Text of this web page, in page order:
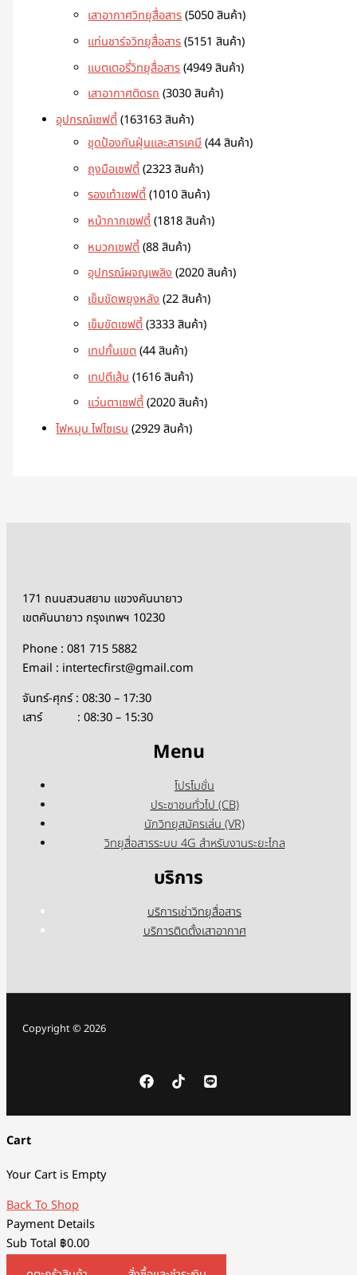
เสาอากาศวิทยุสื่อสาร 5050 สินค้า
แท่นชาร์จวิทยุสื่อสาร 5151 สินค้า
แบตเตอรี่วิทยุสื่อสาร 4949 สินค้า
เสาอากาศติดรถ 3030 สินค้า
อุปกรณ์เซฟตี้ 163163 สินค้า
ชุดป้องกันฝุ่นและสารเคมี 44 สินค้า
ถุงมือเซฟตี้ 2323 สินค้า
รองเท้าเซฟตี้ 1010 สินค้า
หน้ากากเซฟตี้ 1818 สินค้า
หมวกเซฟตี้ 88 สินค้า
อุปกรณ์ผจญเพลิง 2020 สินค้า
เข็มขัดพยุงหลัง 22 สินค้า
เข็มขัดเซฟตี้ 3333 สินค้า
เทปกั้นเขต 44 สินค้า
เทปตีเส้น 1616 สินค้า
แว่นตาเซฟตี้ 2020 สินค้า
ไฟหมุน ไฟไซเรน 2929 สินค้า
171 ถนนสวนสยาม แขวงคันนายาว
เขตคันนายาว กรุงเทพฯ 10230
Phone : 081 715 5882
Email : intertecfirst@gmail.com
จันทร์-ศุกร์ : 08:30 – 17:30
เสาร์ : 08:30 – 15:30
Menu
โปรโมชั่น
ประชาชนทั่วไป (CB)
นักวิทยุสมัครเล่น (VR)
วิทยุสื่อสารระบบ 4G สำหรับงานระยะไกล
บริการ
บริการเช่าวิทยุสื่อสาร
บริการติดตั้งเสาอากาศ
Copyright © 2026
Cart
Your Cart is Empty
Back To Shop
Payment Details
Sub Total ฿0.00